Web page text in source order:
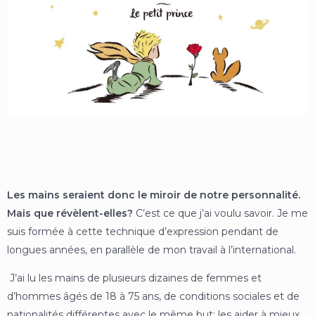
Les mains seraient donc le miroir de notre personnalité.
Mais que révèlent-elles? C’est ce que j’ai voulu savoir. Je me
suis formée à cette technique d’expression pendant de
longues années, en parallèle de mon travail à l’international.
J’ai lu les mains de plusieurs dizaines de femmes et
d’hommes âgés de 18 à 75 ans, de conditions sociales et de